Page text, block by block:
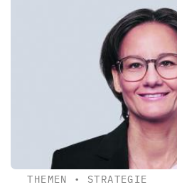
THEMEN • STRATEGIE